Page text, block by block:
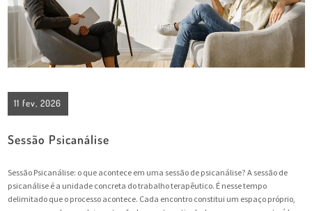
11 fev, 2026
Sessão Psicanálise
Sessão Psicanálise: o que acontece em uma sessão de psicanálise? A sessão de
psicanálise é a unidade concreta do trabalho terapêutico. É nesse tempo
delimitado que o processo acontece. Cada encontro constitui um espaço próprio,